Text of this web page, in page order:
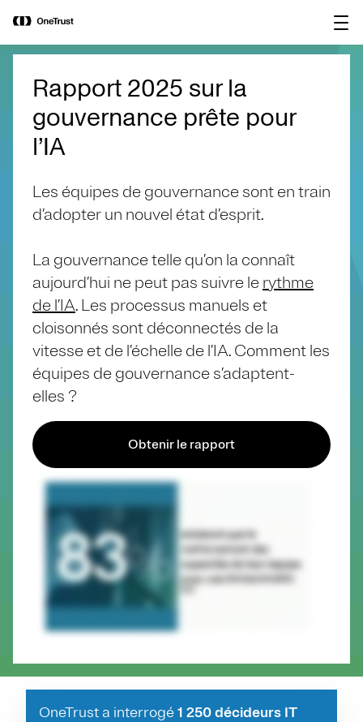
OneTrust nommée « Visionnaire »
dans le Magic Quadrant™ 2026 de
Gartner® pour les plateformes de
Rapport 2025 sur la
gouvernance prête pour
l’IA
Les équipes de gouvernance sont en train
d’adopter un nouvel état d’esprit.
La gouvernance telle qu’on la connaît
aujourd’hui ne peut pas suivre le rythme
de l’IA. Les processus manuels et
cloisonnés sont déconnectés de la
vitesse et de l’échelle de l’IA. Comment les
équipes de gouvernance s’adaptent-
elles ?
Obtenir le rapport
OneTrust a interrogé1 250 décideurs IT